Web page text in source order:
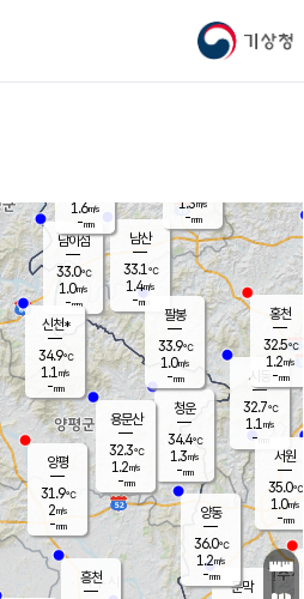
기상청
문막
남이섬
33.0℃
1.0m/s
-mm
남산
33.1℃
1.4m/s
-mm
청운
34.4℃
1.3m/s
-mm
팔봉
33.9℃
1.0m/s
-mm
양동
36.0℃
1.2m/s
-mm
1.6m/s
-mm
신천*
34.9℃
1.1 m/s
-mm
흥천
시동
32.7℃
1.1 m/s
- mm
서원
35.0℃
1.0m/s
-mm
용문산
32.3℃
1.2m/s
-mm
홍천
32.5℃
1.2m/s
-mm
양평
31.9℃
2m/s
-mm
1.3m/s
-mm